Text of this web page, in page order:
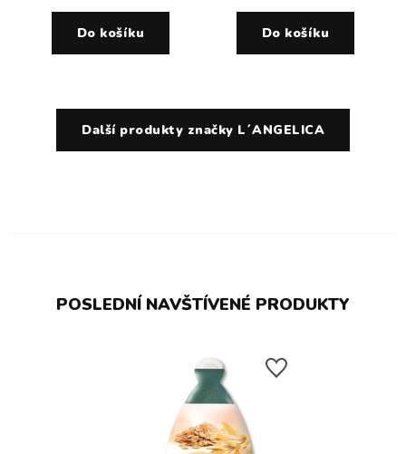
Do košíku Do košíku
Další produkty značky L´ANGELICA
POSLEDNÍ NAVŠTÍVENÉ PRODUKTY